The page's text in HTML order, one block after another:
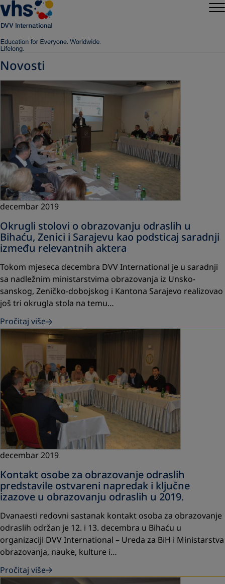
Novosti
decembar 2019
Okrugli stolovi o obrazovanju odraslih u
Bihaću, Zenici i Sarajevu kao podsticaj saradnji
između relevantnih aktera
Tokom mjeseca decembra DVV International je u saradnji
sa nadležnim ministarstvima obrazovanja iz Unsko-
sanskog, Zeničko-dobojskog i Kantona Sarajevo realizovao
još tri okrugla stola na temu…
Pročitaj više
decembar 2019
Kontakt osobe za obrazovanje odraslih
predstavile ostvareni napredak i ključne
izazove u obrazovanju odraslih u 2019.
Dvanaesti redovni sastanak kontakt osoba za obrazovanje
odraslih održan je 12. i 13. decembra u Bihaću u
organizaciji DVV International – Ureda za BiH i Ministarstva
obrazovanja, nauke, kulture i…
Pročitaj više